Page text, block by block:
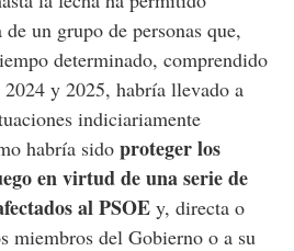
un grupo de personas que,
determinado, comprendido
y 2025, habría llevado a
indiciariamente
habría sido proteger los
en virtud de una serie de
al PSOE y, directa o
miembros del Gobierno o a su